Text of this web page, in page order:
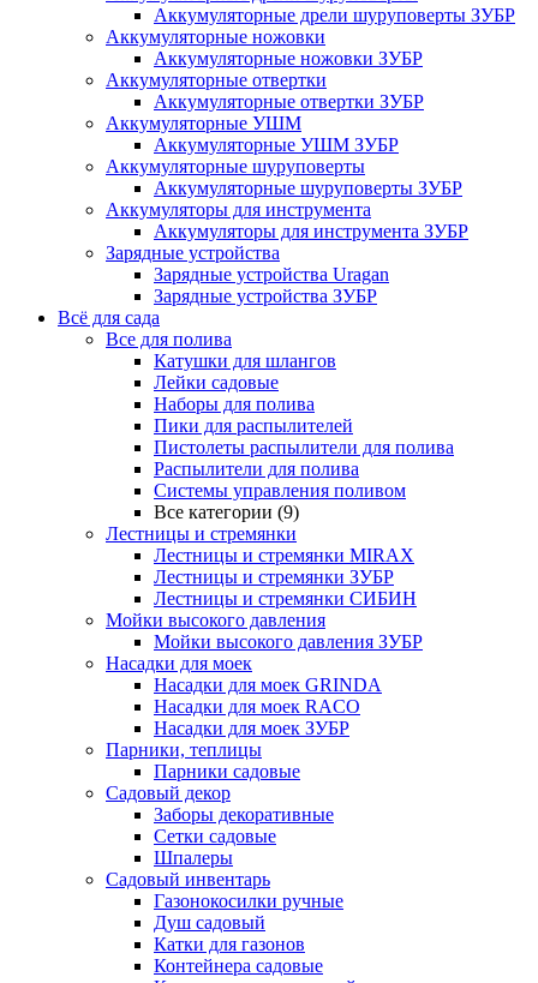
Аккумуляторные дрели шуруповерты ЗУБР
Аккумуляторные ножовки
Аккумуляторные ножовки ЗУБР
Аккумуляторные отвертки
Аккумуляторные отвертки ЗУБР
Аккумуляторные УШМ
Аккумуляторные УШМ ЗУБР
Аккумуляторные шуруповерты
Аккумуляторные шуруповерты ЗУБР
Аккумуляторы для инструмента
Аккумуляторы для инструмента ЗУБР
Зарядные устройства
Зарядные устройства Uragan
Зарядные устройства ЗУБР
Всё для сада
Все для полива
Катушки для шлангов
Лейки садовые
Наборы для полива
Пики для распылителей
Пистолеты распылители для полива
Распылители для полива
Системы управления поливом
Все категории (9)
Лестницы и стремянки
Лестницы и стремянки MIRAX
Лестницы и стремянки ЗУБР
Лестницы и стремянки СИБИН
Мойки высокого давления
Мойки высокого давления ЗУБР
Насадки для моек
Насадки для моек GRINDA
Насадки для моек RACO
Насадки для моек ЗУБР
Парники, теплицы
Парники садовые
Садовый декор
Заборы декоративные
Сетки садовые
Шпалеры
Садовый инвентарь
Газонокосилки ручные
Душ садовый
Катки для газонов
Контейнера садовые